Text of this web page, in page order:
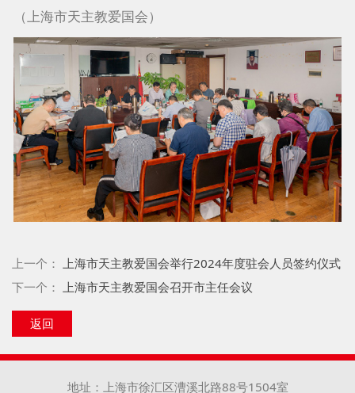
（上海市天主教爱国会）
上一个：
上海市天主教爱国会举行2024年度驻会人员签约仪式
下一个：
上海市天主教爱国会召开市主任会议
返回
地址：上海市徐汇区漕溪北路88号1504室